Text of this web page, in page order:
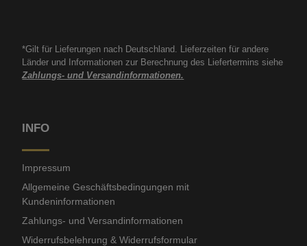
*Gilt für Lieferungen nach Deutschland. Lieferzeiten für andere
Länder und Informationen zur Berechnung des Liefertermins siehe
Zahlungs- und Versandinformationen.
INFO
Impressum
Allgemeine Geschäftsbedingungen mit
Kundeninformationen
Zahlungs- und Versandinformationen
Widerrufsbelehrung & Widerrufsformular